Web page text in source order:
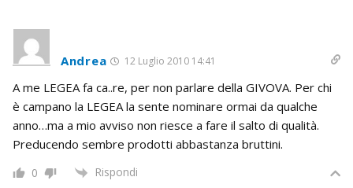
Andrea 12 Luglio 2010 14:41
A me LEGEA fa ca..re, per non parlare della GIVOVA. Per chi
è campano la LEGEA la sente nominare ormai da qualche
anno…ma a mio avviso non riesce a fare il salto di qualità.
Preducendo sembre prodotti abbastanza bruttini.
0 Rispondi